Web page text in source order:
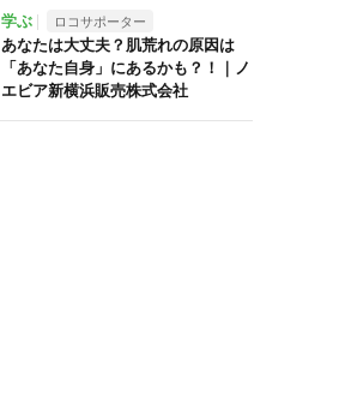
学ぶ ロコサポーター
あなたは大丈夫？肌荒れの原因は
「あなた自身」にあるかも？！｜ノ
エビア新横浜販売株式会社